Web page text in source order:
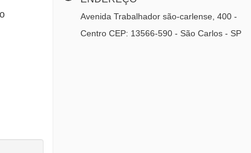
Avenida Trabalhador são-carlense, 400 -
Centro CEP: 13566-590 - São Carlos - SP